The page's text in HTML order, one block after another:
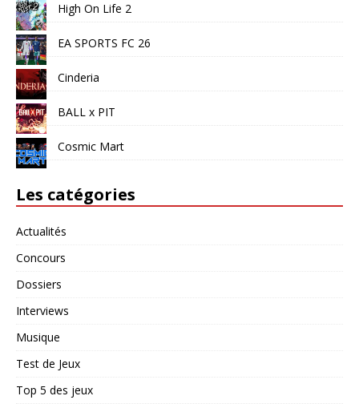
High On Life 2
EA SPORTS FC 26
Cinderia
BALL x PIT
Cosmic Mart
Les catégories
Actualités
Concours
Dossiers
Interviews
Musique
Test de Jeux
Top 5 des jeux